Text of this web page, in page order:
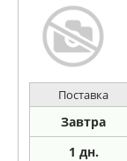
Поставка
Завтра
1 дн.